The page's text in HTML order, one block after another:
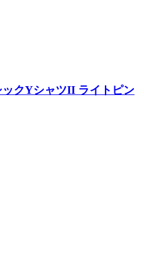
ックYシャツII ライトピン